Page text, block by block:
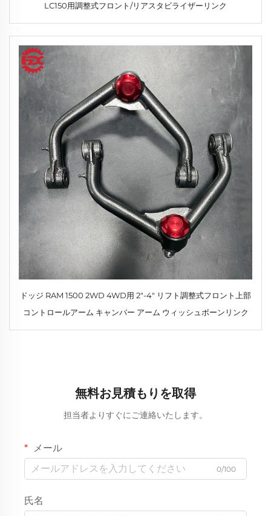
LC150用調整式フロント/リアスタビライザーリンク
ドッジ RAM 1500 2WD 4WD用 2"-4" リフト調整式フロント上部
コントロールアーム キャンバー アーム ウィッシュボーンリンク
無料お見積もりを取得
担当者よりすぐにご連絡いたします。
メール
0/100
氏名